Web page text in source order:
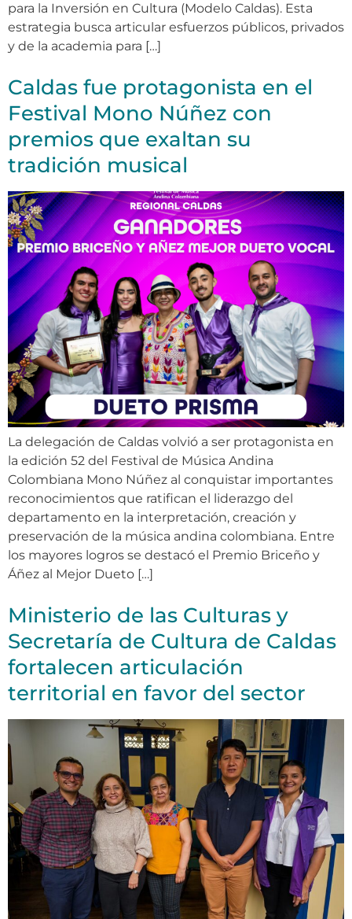
para la Inversión en Cultura (Modelo Caldas). Esta
estrategia busca articular esfuerzos públicos, privados
y de la academia para […]
Caldas fue protagonista en el
Festival Mono Núñez con
premios que exaltan su
tradición musical
La delegación de Caldas volvió a ser protagonista en
la edición 52 del Festival de Música Andina
Colombiana Mono Núñez al conquistar importantes
reconocimientos que ratifican el liderazgo del
departamento en la interpretación, creación y
preservación de la música andina colombiana. Entre
los mayores logros se destacó el Premio Briceño y
Áñez al Mejor Dueto […]
Ministerio de las Culturas y
Secretaría de Cultura de Caldas
fortalecen articulación
territorial en favor del sector